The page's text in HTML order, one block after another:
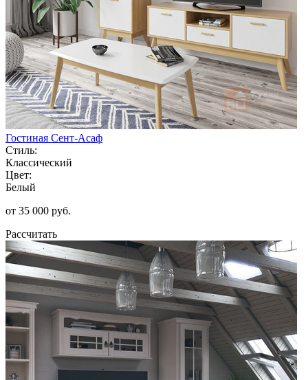
Гостиная Сент-Асаф
Стиль:
Классический
Цвет:
Белый
от 35 000 руб.
Рассчитать